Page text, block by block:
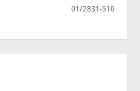
01/2831-510